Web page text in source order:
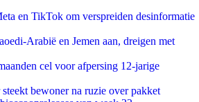
en TikTok om verspreiden desinformatie
Arabië en Jemen aan, dreigen met
cel voor afpersing 12-jarige
bewoner na ruzie over pakket